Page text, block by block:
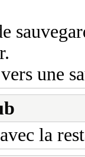
une
la